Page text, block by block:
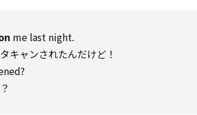
me last night.
キャンされたんだけど！